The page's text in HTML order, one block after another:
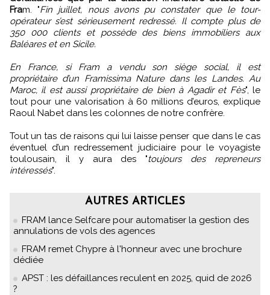
Fram. "Fin juillet, nous avons pu constater que le tour-
opérateur s’est sérieusement redressé. Il compte plus de
350 000 clients et possède des biens immobiliers aux
Baléares et en Sicile.
En France, si Fram a vendu son siège social, il est
propriétaire d’un Framissima Nature dans les Landes. Au
Maroc, il est aussi propriétaire de bien à Agadir et Fès", le
tout pour une valorisation à 60 millions d’euros, explique
Raoul Nabet dans les colonnes de notre confrère.
Tout un tas de raisons qui lui laisse penser que dans le cas
éventuel d’un redressement judiciaire pour le voyagiste
toulousain, il y aura des "toujours des repreneurs
intéressés".
AUTRES ARTICLES
FRAM lance Selfcare pour automatiser la gestion des
annulations de vols des agences
FRAM remet Chypre à l'honneur avec une brochure
dédiée
APST : les défaillances reculent en 2025, quid de 2026
?